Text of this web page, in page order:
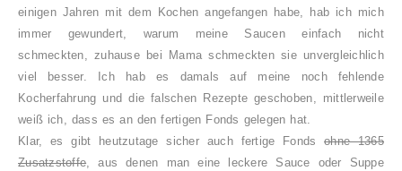
einigen Jahren mit dem Kochen angefangen habe, hab ich mich
immer gewundert, warum meine Saucen einfach nicht
schmeckten, zuhause bei Mama schmeckten sie unvergleichlich
viel besser. Ich hab es damals auf meine noch fehlende
Kocherfahrung und die falschen Rezepte geschoben, mittlerweile
weiß ich, dass es an den fertigen Fonds gelegen hat.
Klar, es gibt heutzutage sicher auch fertige Fondsohne 1365
Zusatzstoffe, aus denen man eine leckere Sauce oder Suppe